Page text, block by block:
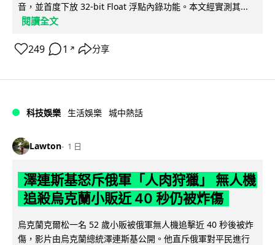
音，並首度下放 32-bit Float 浮點內錄功能。本文經實測其...
閱讀全文
249 1 ↗ 分享
科技娛樂 生活娛樂 城中熱話
Lawton 1 日
澤連斯基怒斥俄軍「人肉狩獵」 無人機
追殺烏克蘭小販近 40 秒仍被炸傷
烏克蘭克爾松一名 52 歲小販被俄軍無人機追擊近 40 秒後被炸
傷，影片由烏克蘭總統澤連斯基公開。他直斥俄軍對平民進行